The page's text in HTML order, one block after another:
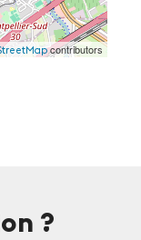
contributors
?